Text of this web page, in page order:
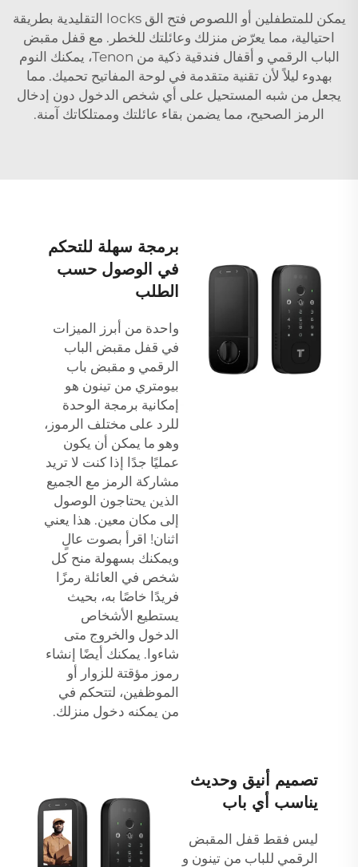
يمكن للمتطفلين أو اللصوص فتح الق locks التقليدية بطريقة
احتيالية، مما يعرّض منزلك وعائلتك للخطر. مع قفل مقبض
الباب الرقمي و أقفال فندقية ذكية
من Tenon، يمكنك النوم
بهدوء ليلاً لأن تقنية متقدمة في لوحة المفاتيح تحميك. مما
يجعل من شبه المستحيل على أي شخص الدخول دون إدخال
الرمز الصحيح، مما يضمن بقاء عائلتك وممتلكاتك آمنة.
برمجة سهلة للتحكم
في الوصول حسب
الطلب
واحدة من أبرز الميزات
في قفل مقبض الباب
الرقمي و مقبض باب
بيومتري من تينون هو
إمكانية برمجة الوحدة
للرد على مختلف الرموز،
وهو ما يمكن أن يكون
عمليًا جدًا إذا كنت لا تريد
مشاركة الرمز مع الجميع
الذين يحتاجون الوصول
إلى مكان معين. هذا يعني
اثنان! اقرأ بصوت عالٍ
ويمكنك بسهولة منح كل
شخص في العائلة رمزًا
فريدًا خاصًا به، بحيث
يستطيع الأشخاص
الدخول والخروج متى
شاءوا. يمكنك أيضًا إنشاء
رموز مؤقتة للزوار أو
الموظفين، لتتحكم في
من يمكنه دخول منزلك.
تصميم أنيق وحديث
يناسب أي باب
ليس فقط قفل المقبض
الرقمي للباب من تينون و